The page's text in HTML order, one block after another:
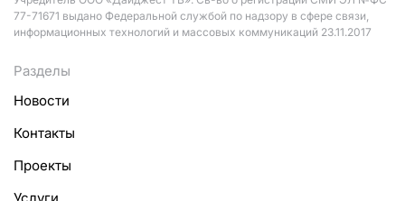
77-71671 выдано Федеральной службой по надзору в сфере связи,
информационных технологий и массовых коммуникаций 23.11.2017
Разделы
Новости
Контакты
Проекты